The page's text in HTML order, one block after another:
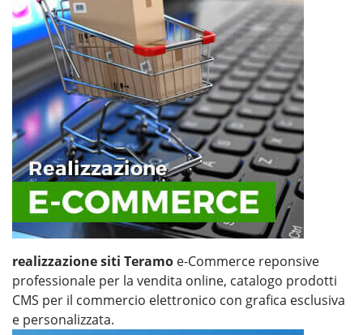
realizzazione siti Teramo e-Commerce reponsive
professionale per la vendita online, catalogo prodotti
CMS per il commercio elettronico con grafica esclusiva
e personalizzata.